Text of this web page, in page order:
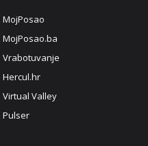
MojPosao
MojPosao.ba
Vrabotuvanje
Hercul.hr
Virtual Valley
Pulser